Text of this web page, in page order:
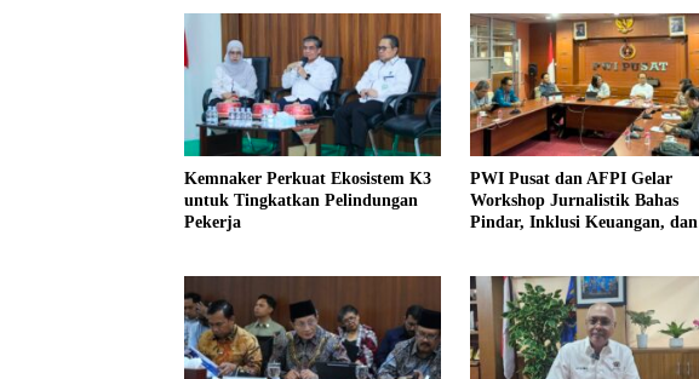
Kemnaker Perkuat Ekosistem K3
untuk Tingkatkan Pelindungan
Pekerja
PWI Pusat dan AFPI Gelar
Workshop Jurnalistik Bahas
Pindar, Inklusi Keuangan, dan